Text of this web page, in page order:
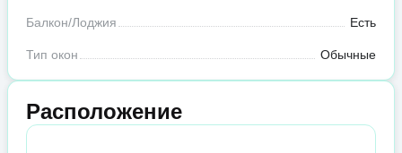
Балкон/Лоджия Есть
Тип окон Обычные
Расположение